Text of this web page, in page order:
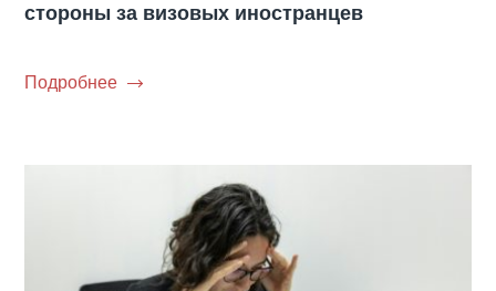
стороны за визовых иностранцев
Подробнее